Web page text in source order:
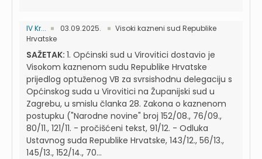
IV Kr... 03.09.2025.
Visoki kazneni sud Republike
Hrvatske
SAŽETAK: 1. Općinski sud u Virovitici dostavio je
Visokom kaznenom sudu Republike Hrvatske
prijedlog optuženog VB za svrsishodnu delegaciju s
Općinskog suda u Virovitici na Županijski sud u
Zagrebu, u smislu članka 28. Zakona o kaznenom
postupku ("Narodne novine" broj 152/08., 76/09.,
80/11., 121/11. - pročišćeni tekst, 91/12. - Odluka
Ustavnog suda Republike Hrvatske, 143/12., 56/13.,
145/13., 152/14., 70...